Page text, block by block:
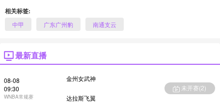
相关标签:
中甲 广东广州豹 南通支云
最新直播
08-08
09:30
WNBA常规赛
金州女武神
达拉斯飞翼
未开赛(2)